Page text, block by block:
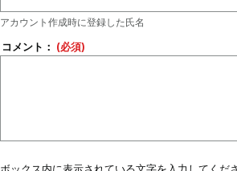
アカウント作成時に登録した氏名
コメント： (必須)